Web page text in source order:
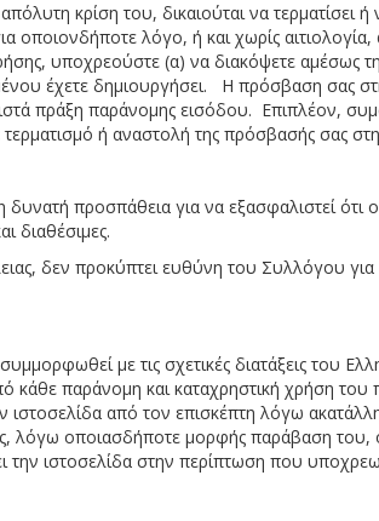
κρίση του, δικαιούται να τερματίσει
λόγο, ή και χωρίς
υποχρεούστε (α) να διακόψετε αμέσως
έχετε δημιουργήσει. Η πρόσβαση σας
πράξη παράνομης εισόδου. Επιπλέον,
ή αναστολή της πρόσβασής σας
προσπάθεια για να εξασφαλιστεί ότι
διαθέσιμες.
δεν προκύπτει ευθύνη του Συλλόγου
με τις σχετικές διατάξεις του
κάθε παράνομη και καταχρηστική χρήση
από τον επισκέπτη λόγω
λόγω οποιασδήποτε μορφής παράβαση
την ιστοσελίδα στην περίπτωση που